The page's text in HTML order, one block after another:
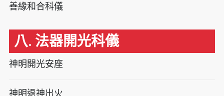
善緣和合科儀
八. 法器開光科儀
神明開光安座
神明退神出火